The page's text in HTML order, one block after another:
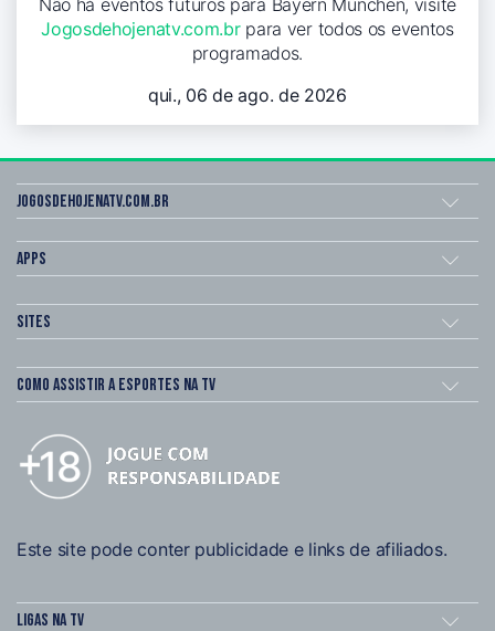
Jogosdehojenatv.com.brpara ver todos os eventos
programados.
qui., 06 de ago. de 2026
Jogosdehojenatv.com.br
Apps
Sites
Como assistir a esportes na TV
Este site pode conter publicidade e links de afiliados.
Ligas na TV